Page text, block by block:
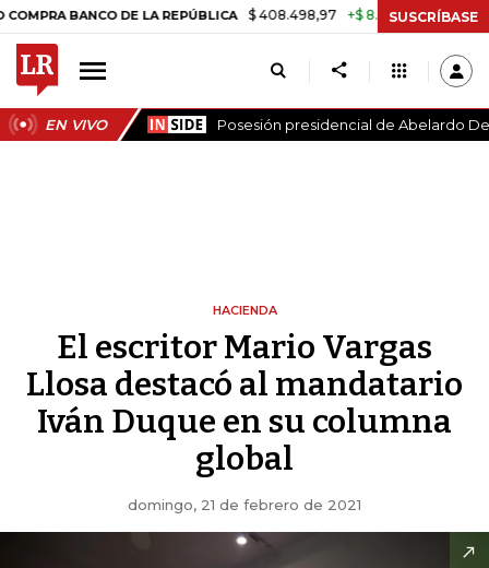
DE LA REPÚBLICA $ 408.498,97 +$ 8.753,81 +2,19% TASA
SUSCRÍBASE
EN VIVO Posesión presidencial de Abelardo
HACIENDA
El escritor Mario Vargas
Llosa destacó al mandatario
Iván Duque en su columna
global
domingo, 21 de febrero de 2021